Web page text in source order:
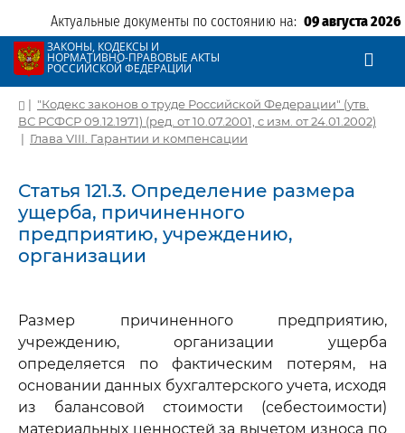
Актуальные документы по состоянию на: 09 августа 2026
ЗАКОНЫ, КОДЕКСЫ И
НОРМАТИВНО-ПРАВОВЫЕ АКТЫ
РОССИЙСКОЙ ФЕДЕРАЦИИ
| "Кодекс законов о труде Российской Федерации" (утв.
ВС РСФСР 09.12.1971) (ред. от 10.07.2001, с изм. от 24.01.2002)
| Глава VIII. Гарантии и компенсации
Статья 121.3. Определение размера
ущерба, причиненного
предприятию, учреждению,
организации
Размер причиненного предприятию,
учреждению, организации ущерба
определяется по фактическим потерям, на
основании данных бухгалтерского учета, исходя
из балансовой стоимости (себестоимости)
материальных ценностей за вычетом износа по